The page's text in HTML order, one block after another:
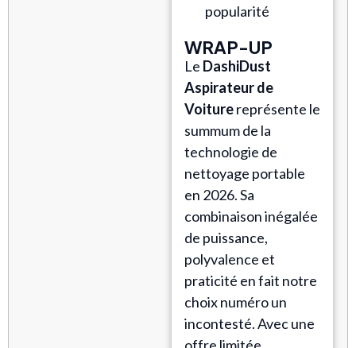
popularité
WRAP-UP
Le DashiDust
Aspirateur de
Voiturereprésente le
summum de la
technologie de
nettoyage portable
en 2026. Sa
combinaison inégalée
de puissance,
polyvalence et
praticité en fait notre
choix numéro un
incontesté. Avec une